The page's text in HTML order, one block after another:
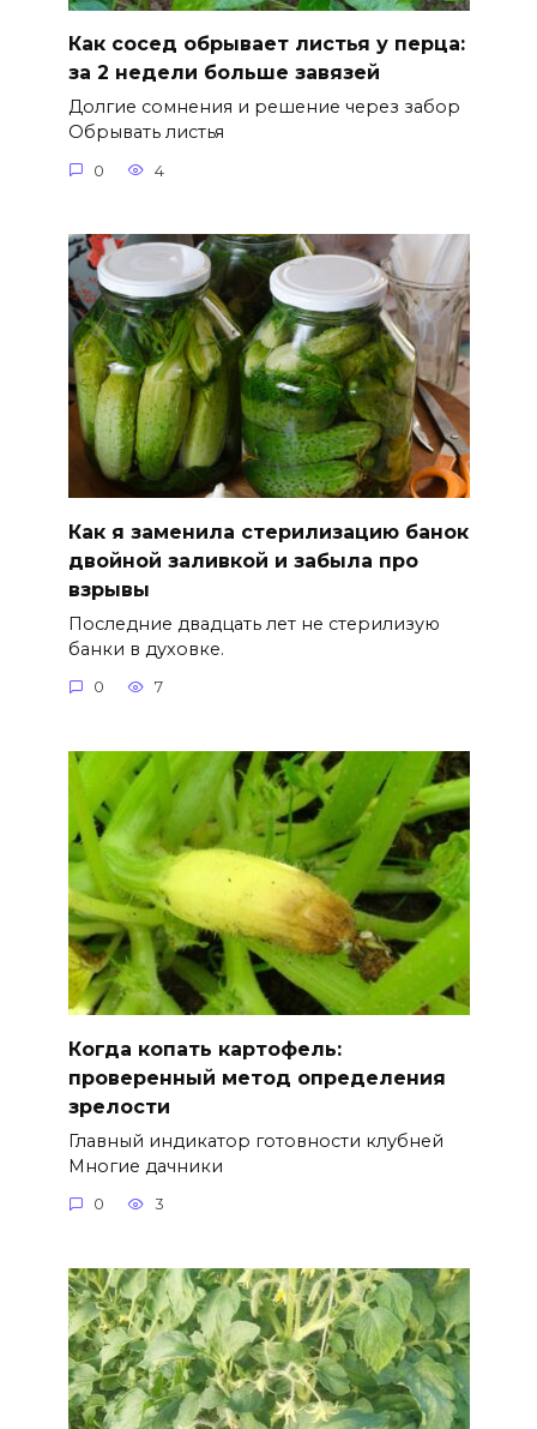
Как сосед обрывает листья у перца:
за 2 недели больше завязей
Долгие сомнения и решение через забор
Обрывать листья
0 4
Как я заменила стерилизацию банок
двойной заливкой и забыла про
взрывы
Последние двадцать лет не стерилизую
банки в духовке.
0 7
Когда копать картофель:
проверенный метод определения
зрелости
Главный индикатор готовности клубней
Многие дачники
0 3